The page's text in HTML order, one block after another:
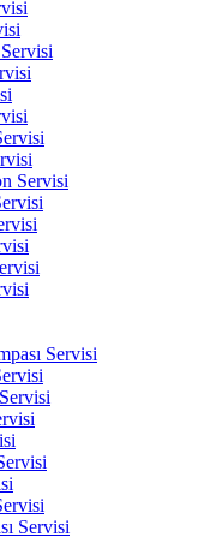
Servisi
Servisi
Servisi